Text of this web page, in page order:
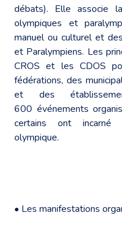
débats). Elle associe
olympiques et
manuel ou culturel et
et Paralympiens. Les
CROS et les CDOS
fédérations, des
et des
600 événements
certains ont incarné
olympique.
• Les manifestations